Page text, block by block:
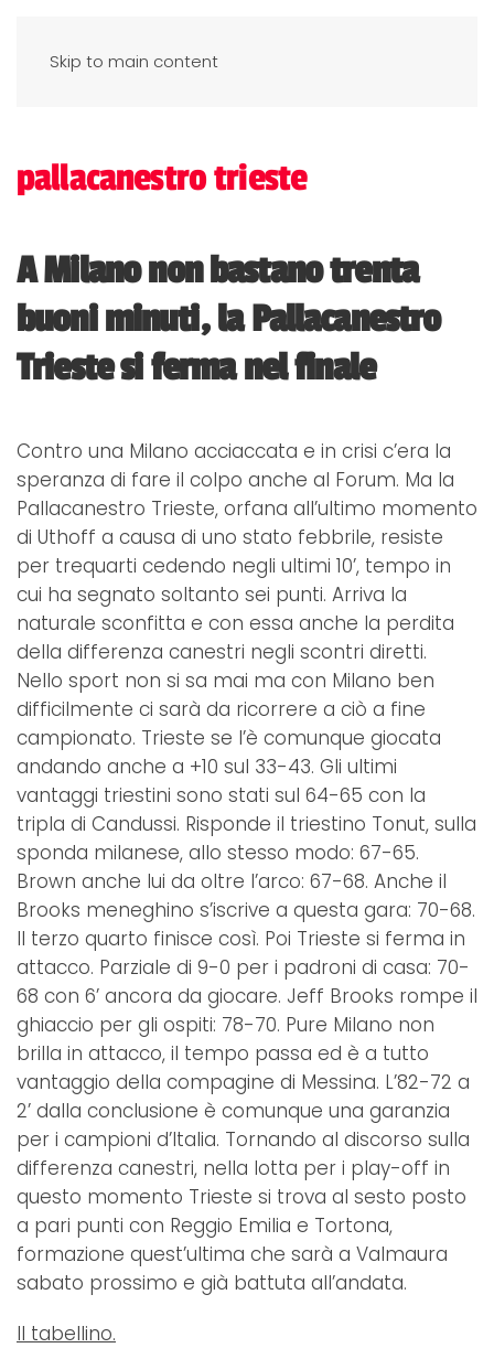
Skip to main content
pallacanestro trieste
A Milano non bastano trenta
buoni minuti, la Pallacanestro
Trieste si ferma nel finale
Contro una Milano acciaccata e in crisi c’era la
speranza di fare il colpo anche al Forum. Ma la
Pallacanestro Trieste, orfana all’ultimo momento
di Uthoff a causa di uno stato febbrile, resiste
per trequarti cedendo negli ultimi 10’, tempo in
cui ha segnato soltanto sei punti. Arriva la
naturale sconfitta e con essa anche la perdita
della differenza canestri negli scontri diretti.
Nello sport non si sa mai ma con Milano ben
difficilmente ci sarà da ricorrere a ciò a fine
campionato. Trieste se l’è comunque giocata
andando anche a +10 sul 33-43. Gli ultimi
vantaggi triestini sono stati sul 64-65 con la
tripla di Candussi. Risponde il triestino Tonut, sulla
sponda milanese, allo stesso modo: 67-65.
Brown anche lui da oltre l’arco: 67-68. Anche il
Brooks meneghino s’iscrive a questa gara: 70-68.
Il terzo quarto finisce così. Poi Trieste si ferma in
attacco. Parziale di 9-0 per i padroni di casa: 70-
68 con 6’ ancora da giocare. Jeff Brooks rompe il
ghiaccio per gli ospiti: 78-70. Pure Milano non
brilla in attacco, il tempo passa ed è a tutto
vantaggio della compagine di Messina. L’82-72 a
2’ dalla conclusione è comunque una garanzia
per i campioni d’Italia. Tornando al discorso sulla
differenza canestri, nella lotta per i play-off in
questo momento Trieste si trova al sesto posto
a pari punti con Reggio Emilia e Tortona,
formazione quest’ultima che sarà a Valmaura
sabato prossimo e già battuta all’andata.
Il tabellino.